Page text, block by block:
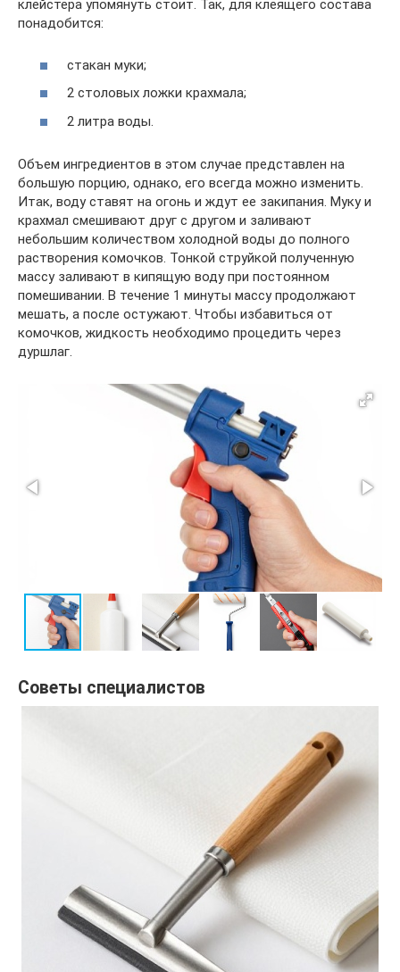
клейстера упомянуть стоит. Так, для клеящего состава
понадобится:
стакан муки;
2 столовых ложки крахмала;
2 литра воды.
Объем ингредиентов в этом случае представлен на
большую порцию, однако, его всегда можно изменить.
Итак, воду ставят на огонь и ждут ее закипания. Муку и
крахмал смешивают друг с другом и заливают
небольшим количеством холодной воды до полного
растворения комочков. Тонкой струйкой полученную
массу заливают в кипящую воду при постоянном
помешивании. В течение 1 минуты массу продолжают
мешать, а после остужают. Чтобы избавиться от
комочков, жидкость необходимо процедить через
дуршлаг.
Советы специалистов